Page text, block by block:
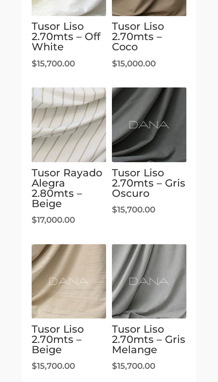
Tusor Liso
2.70mts – Off
White
$15,700.00
Tusor Liso
2.70mts –
Coco
$15,000.00
Tusor Rayado
Alegra
2.80mts –
Beige
$17,000.00
Tusor Liso
2.70mts – Gris
Oscuro
$15,700.00
Tusor Liso
2.70mts –
Beige
$15,700.00
Tusor Liso
2.70mts – Gris
Melange
$15,700.00